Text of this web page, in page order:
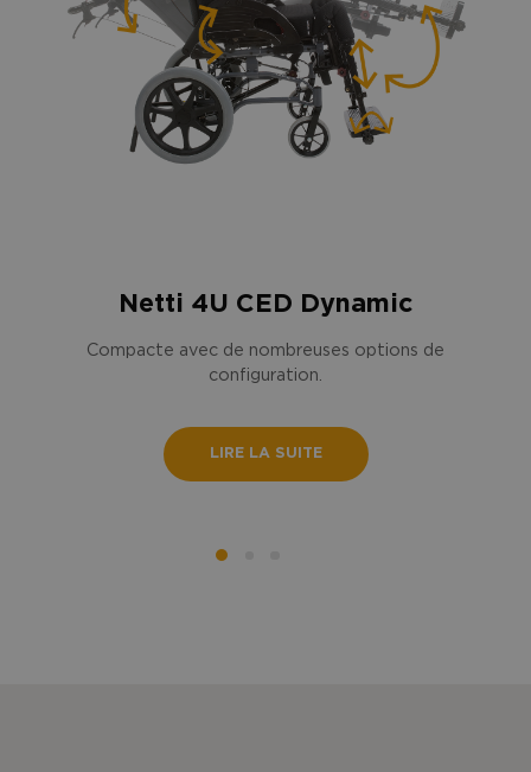
Netti 4U CED Dynamic
Compacte avec de nombreuses options de
configuration.
LIRE LA SUITE